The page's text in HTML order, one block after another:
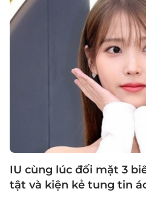
IU cùng lúc đối mặt 3
tật và kiện kẻ tung tin